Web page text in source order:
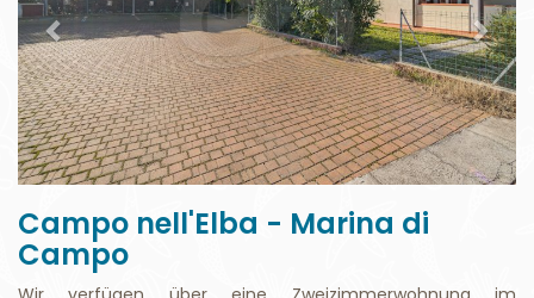
Campo nell'Elba - Marina di
Campo